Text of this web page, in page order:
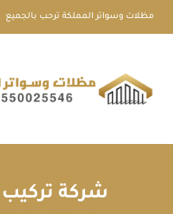
التجاوز
إلى
مظلات وسواتر المملكة ترحب بالجميع
شركة